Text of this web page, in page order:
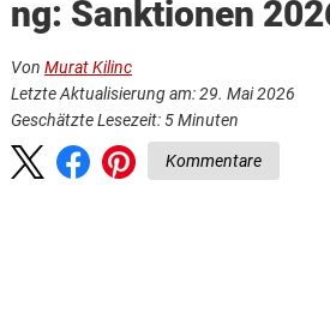
ng: Sanktionen
Von Murat Kilinc
Letzte Aktualisierung am: 29. Mai 2026
Geschätzte Lesezeit: 5Minuten
Kommentare